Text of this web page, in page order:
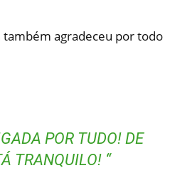
também agradeceu por todo
POR TUDO! DE
TRANQUILO! “